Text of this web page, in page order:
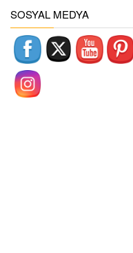
SOSYAL MEDYA